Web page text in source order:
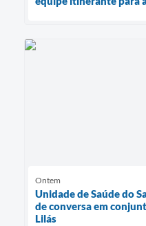
Ontem
Unidade de Saúde do
de conversa em
Lilás